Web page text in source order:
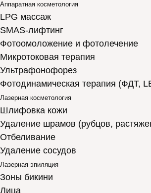
Аппаратная косметология
LPG массаж
SMAS-лифтинг
Фотоомоложение и фотолечение
Микротоковая терапия
Ультрафонофорез
Фотодинамическая терапия (ФДТ,
Лазерная косметология
Шлифовка кожи
Удаление шрамов (рубцов,
Отбеливание
Удаление сосудов
Лазерная эпиляция
Зоны бикини
Лица